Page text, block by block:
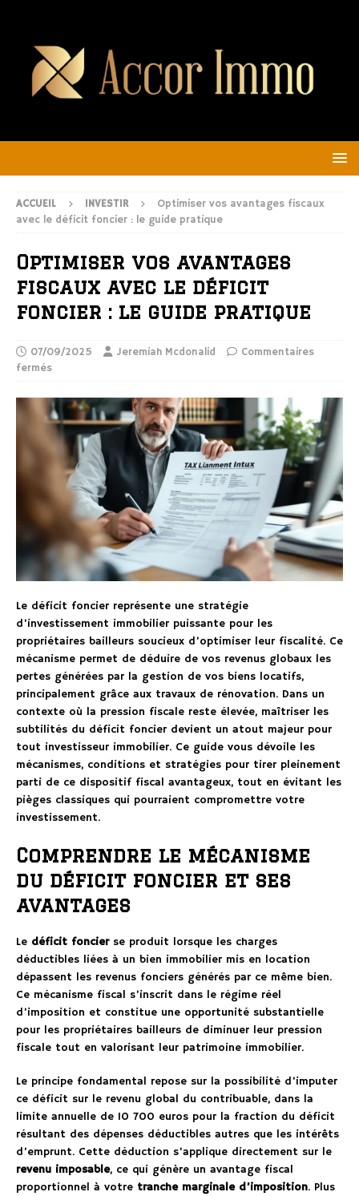
ACCUEIL INVESTIR
Optimiser vos avantages fiscaux
avec le déficit foncier : le guide pratique
Optimiser vos avantages
fiscaux avec le déficit
foncier : le guide pratique
07/09/2025 Jeremiah Mcdonalid
Commentaires
fermés
Le déficit foncier représente une stratégie
d’investissement immobilier puissante pour les
propriétaires bailleurs soucieux d’optimiser leur fiscalité. Ce
mécanisme permet de déduire de vos revenus globaux les
pertes générées par la gestion de vos biens locatifs,
principalement grâce aux travaux de rénovation. Dans un
contexte où la pression fiscale reste élevée, maîtriser les
subtilités du déficit foncier devient un atout majeur pour
tout investisseur immobilier. Ce guide vous dévoile les
mécanismes, conditions et stratégies pour tirer pleinement
parti de ce dispositif fiscal avantageux, tout en évitant les
pièges classiques qui pourraient compromettre votre
investissement.
Comprendre le mécanisme
du déficit foncier et ses
avantages
Le déficit foncierse produit lorsque les charges
déductibles liées à un bien immobilier mis en location
dépassent les revenus fonciers générés par ce même bien.
Ce mécanisme fiscal s’inscrit dans le régime réel
d’imposition et constitue une opportunité substantielle
pour les propriétaires bailleurs de diminuer leur pression
fiscale tout en valorisant leur patrimoine immobilier.
Le principe fondamental repose sur la possibilité d’imputer
ce déficit sur le revenu global du contribuable, dans la
limite annuelle de 10 700 euros pour la fraction du déficit
résultant des dépenses déductibles autres que les intérêts
d’emprunt. Cette déduction s’applique directement sur le
revenu imposable, ce qui génère un avantage fiscal
proportionnel à votre tranche marginale d’imposition. Plus